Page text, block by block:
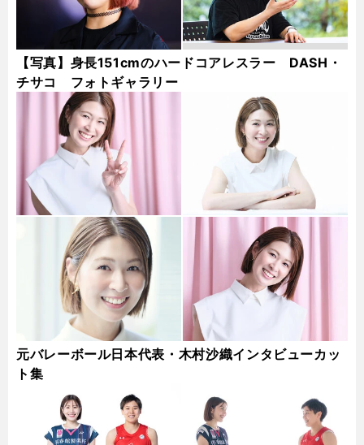
【写真】身長151cmのハードコアレスラー DASH・
チサコ フォトギャラリー
元バレーボール日本代表・木村沙織インタビューカッ
ト集